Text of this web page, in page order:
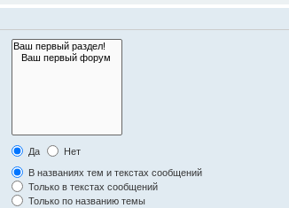
Да
Нет
В названиях тем и текстах сообщений
Только в текстах сообщений
Только по названию темы